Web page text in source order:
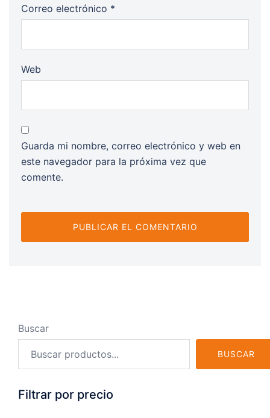
Correo electrónico *
Web
Guarda mi nombre, correo electrónico y web en
este navegador para la próxima vez que
comente.
Buscar
BUSCAR
Filtrar por precio